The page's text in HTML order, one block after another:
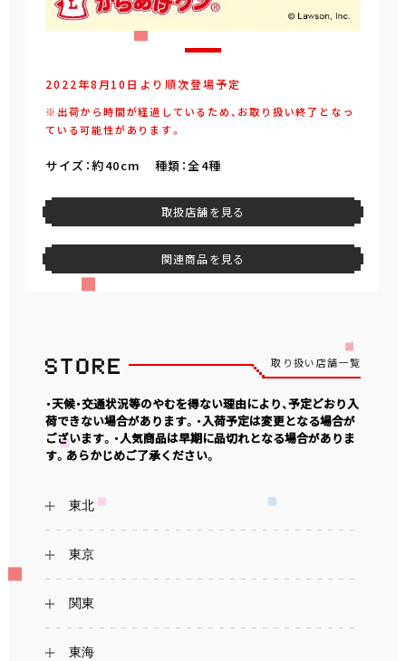
2022年8月10日より順次登場予定
※出荷から時間が経過しているため、お取り扱い終了となっ
ている可能性があります。
サイズ：約40cm 種類：全4種
取扱店舗を見る
関連商品を見る
取り扱い店舗一覧
・天候・交通状況等のやむを得ない理由により、予定どおり入
荷できない場合があります。・入荷予定は変更となる場合が
ございます。・人気商品は早期に品切れとなる場合がありま
す。あらかじめご了承ください。
東北
東京
関東
東海